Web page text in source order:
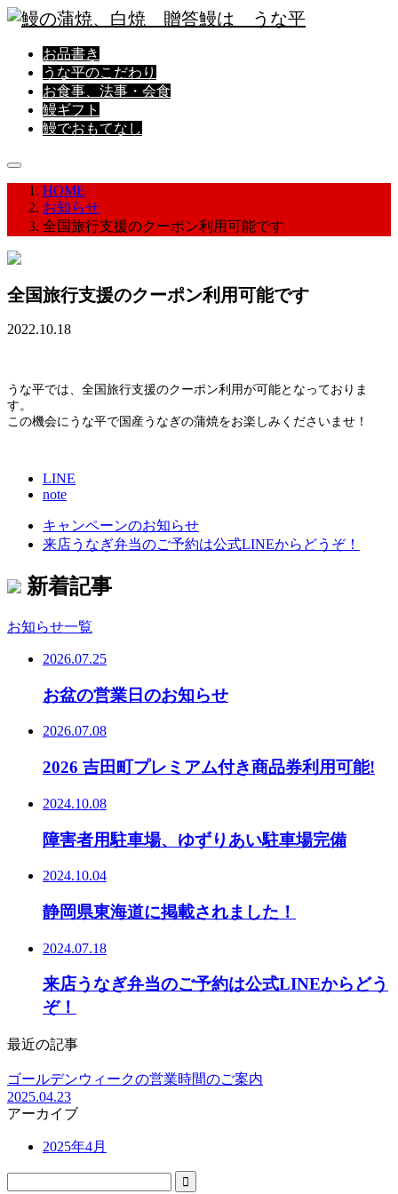
お品書き
うな平のこだわり
お食事、法事・会食
鰻ギフト
鰻でおもてなし
HOME
お知らせ
全国旅行支援のクーポン利用可能です
全国旅行支援のクーポン利用可能です
2022.10.18
うな平では、全国旅行支援のクーポン利用が可能となっておりま
す。
この機会にうな平で国産うなぎの蒲焼をお楽しみくださいませ！
LINE
note
キャンペーンのお知らせ
来店うなぎ弁当のご予約は公式LINEからどうぞ！
新着記事
お知らせ一覧
2026.07.25
お盆の営業日のお知らせ
2026.07.08
2026 吉田町プレミアム付き商品券利用可能!
2024.10.08
障害者用駐車場、ゆずりあい駐車場完備
2024.10.04
静岡県東海道に掲載されました！
2024.07.18
来店うなぎ弁当のご予約は公式LINEからどう
ぞ！
最近の記事
ゴールデンウィークの営業時間のご案内
2025.04.23
アーカイブ
2025年4月